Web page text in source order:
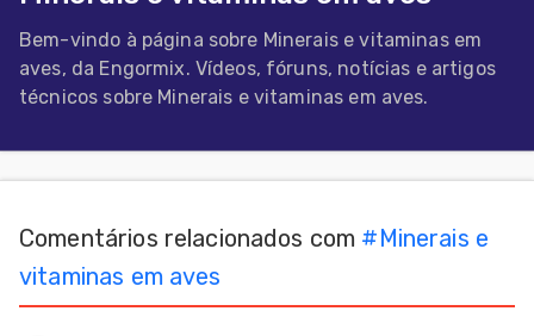
Micotoxinas
Avicultura
Suinocultura
de
Pecuária
de
Bem-vindo à página sobre Minerais e vitaminas em
aves, da Engormix. Vídeos, fóruns, notícias e artigos
técnicos sobre Minerais e vitaminas em aves.
Comentários relacionados com #Minerais e
vitaminas em aves